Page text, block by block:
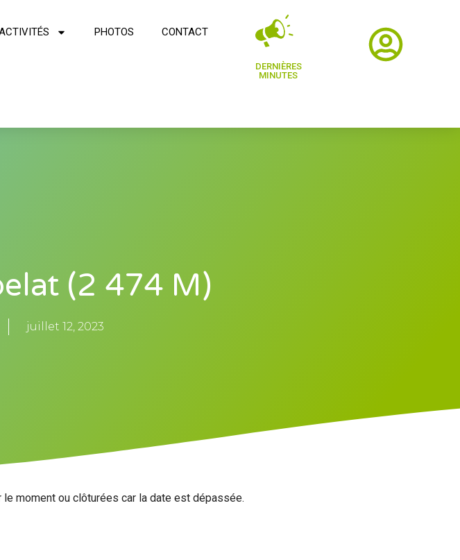
PHOTOS CONTACT
DERNIÈRES
MINUTES
(2 474 M)
juillet 12, 2023
moment ou clôturées car la date est dépassée.